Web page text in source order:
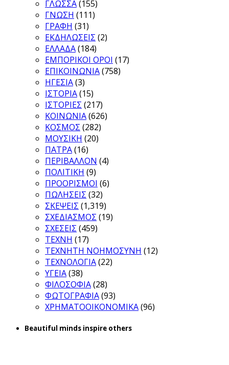
ΓΛΩΣΣΑ(155)
ΓΝΩΣΗ (111)
ΓΡΑΦΗ (31)
ΕΚΔΗΛΩΣΕΙΣ (2)
ΕΛΛΑΔΑ(184)
ΕΜΠΟΡΙΚΟΙ ΟΡΟΙ (17)
ΕΠΙΚΟΙΝΩΝΙΑ(758)
ΗΓΕΣΙΑ(3)
ΙΣΤΟΡΙΑ(15)
ΙΣΤΟΡΙΕΣ (217)
ΚΟΙΝΩΝΙΑ(626)
ΚΟΣΜΟΣ (282)
ΜΟΥΣΙΚΗ (20)
ΠΑΤΡΑ(16)
ΠΕΡΙΒΑΛΛΟΝ (4)
ΠΟΛΙΤΙΚΗ (9)
ΠΡΟΟΡΙΣΜΟΙ (6)
ΠΩΛΗΣΕΙΣ (32)
ΣΚΕΨΕΙΣ (1,319)
ΣΧΕΔΙΑΣΜΟΣ (19)
ΣΧΕΣΕΙΣ (459)
ΤΕΧΝΗ (17)
ΤΕΧΝΗΤΗ ΝΟΗΜΟΣΥΝΗ (12)
ΤΕΧΝΟΛΟΓΙΑ(22)
ΥΓΕΙΑ(38)
ΦΙΛΟΣΟΦΙΑ(28)
ΦΩΤΟΓΡΑΦΙΑ(93)
ΧΡΗΜΑΤΟΟΙΚΟΝΟΜΙΚΑ(96)
Beautiful minds inspire others